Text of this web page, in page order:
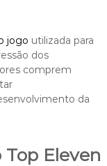
jogo utilizada para
dos
comprem
da
Eleven